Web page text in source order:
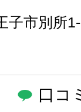
子市別所
口コ